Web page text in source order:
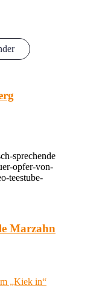
sprechende
opfer-von-
teestube-
Marzahn
„Kiek in“